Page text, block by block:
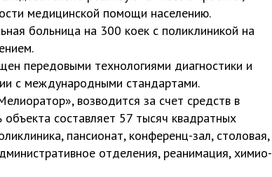
медицинской помощи населению.
больница на 300 коек с поликлиникой на
передовыми технологиями диагностики и
с международными стандартами.
возводится за счет средств в
составляет 57 тысяч квадратных
пансионат, конференц-зал, столовая,
отделения, реанимация, химио-